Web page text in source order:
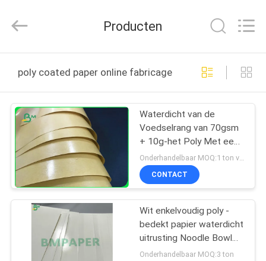
PRODUCTEN
OVER
ONS
FABRIEKSTOCHT
KWALITEITSCONTROLE
BMPAPER
CO.,LTD.
Reserved.
Producten
poly coated paper online fabricage
Waterdicht van de
Voedselrang van 70gsm
+ 10g-het Poly Met een
laag bedekte Document
voor Voedsel Verpakking
Onderhandelbaar MOQ:1 ton voor gemeenschappelijke grootte & 10 ton voor speciale grootte
CONTACT
Wit enkelvoudig poly -
bedekt papier waterdicht
uitrusting Noodle Bowl
Food Cup
Onderhandelbaar MOQ:3 ton